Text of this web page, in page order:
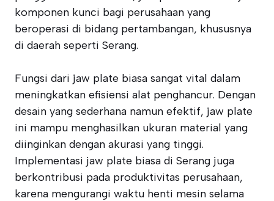
komponen kunci bagi perusahaan yang
beroperasi di bidang pertambangan, khususnya
di daerah seperti Serang.
Fungsi dari jaw plate biasa sangat vital dalam
meningkatkan efisiensi alat penghancur. Dengan
desain yang sederhana namun efektif, jaw plate
ini mampu menghasilkan ukuran material yang
diinginkan dengan akurasi yang tinggi.
Implementasi jaw plate biasa di Serang juga
berkontribusi pada produktivitas perusahaan,
karena mengurangi waktu henti mesin selama